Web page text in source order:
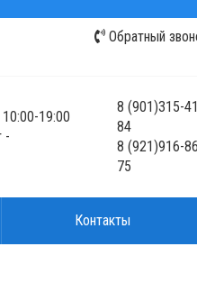
Обратный
10:00-19:00
-
8(901)315-
84
8(921)916-
75
Контакты